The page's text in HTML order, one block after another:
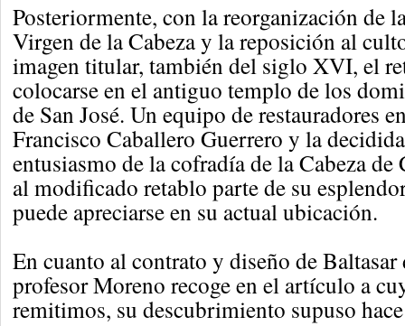
Posteriormente, con la reorganización de
Virgen de la Cabeza y la reposición al
imagen titular, también del siglo XVI, el
colocarse en el antiguo templo de los
de San José. Un equipo de restauradores
Francisco Caballero Guerrero y la
entusiasmo de la cofradía de la Cabeza de
al modificado retablo parte de su
puede apreciarse en su actual ubicación.
En cuanto al contrato y diseño de
profesor Moreno recoge en el artículo a
remitimos, su descubrimiento supuso